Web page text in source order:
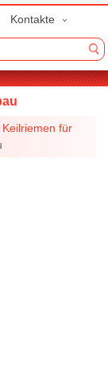
Kontakte
Keilriemen für